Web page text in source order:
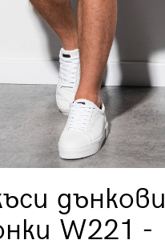
дънкови
W221 -